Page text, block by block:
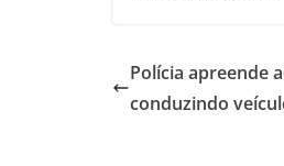
Polícia apreende
conduzindo